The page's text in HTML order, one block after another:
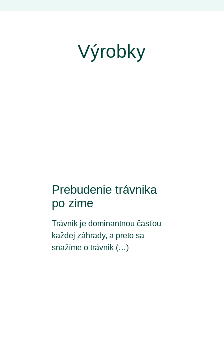
Výrobky
Prebudenie trávnika
po zime
Trávnik je dominantnou časťou
každej záhrady, a preto sa
snažíme o trávnik (…)